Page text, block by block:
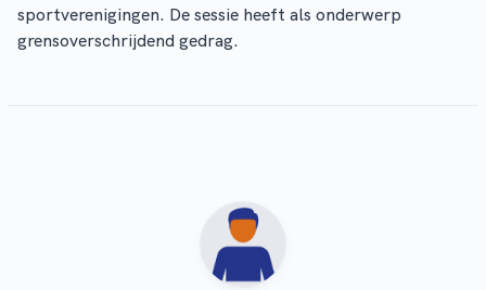
sportverenigingen. De sessie heeft als onderwerp
grensoverschrijdend gedrag.